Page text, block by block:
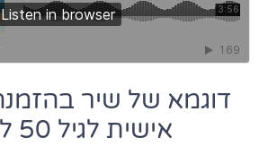
דוגמא של שיר
אישית לגיל 50 לאמא: